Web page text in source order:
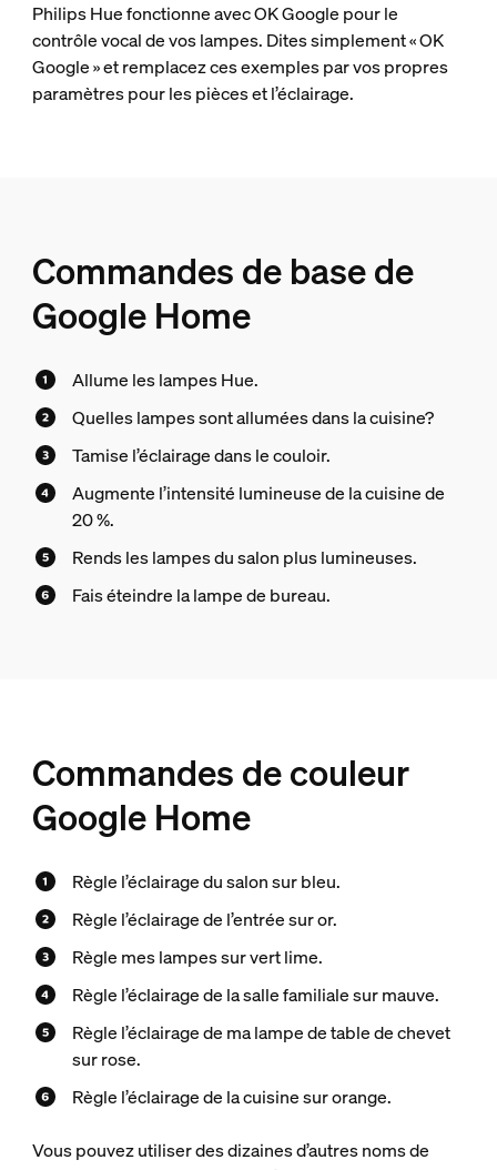
Philips Hue fonctionne avec OK Google pour le
contrôle vocal de vos lampes. Dites simplement « OK
Google » et remplacez ces exemples par vos propres
paramètres pour les pièces et l’éclairage.
Commandes de base de
Google Home
Allume les lampes Hue.
Quelles lampes sont allumées dans la cuisine?
Tamise l’éclairage dans le couloir.
Augmente l’intensité lumineuse de la cuisine de
20 %.
Rends les lampes du salon plus lumineuses.
Fais éteindre la lampe de bureau.
Commandes de couleur
Google Home
Règle l’éclairage du salon sur bleu.
Règle l’éclairage de l’entrée sur or.
Règle mes lampes sur vert lime.
Règle l’éclairage de la salle familiale sur mauve.
Règle l’éclairage de ma lampe de table de chevet
sur rose.
Règle l’éclairage de la cuisine sur orange.
Vous pouvez utiliser des dizaines d’autres noms de